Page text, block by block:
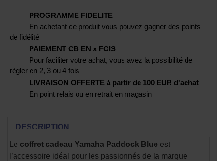
PROGRAMME FIDELITE
En achetant ce produit vous pouvez gagner des points
de fidélité
PAIEMENT CB EN x FOIS
Pour faciliter votre achat, vous avez la possibilité de
régler en 2, 3 ou 4 fois
LIVRAISON OFFERTE à partir de 100 EUR d'achat
En point relais ou en retrait en magasin
DESCRIPTION
Le coffret cadeau Yamaha Paddock Blue est
l’accessoire idéal pour les passionnés de la marque